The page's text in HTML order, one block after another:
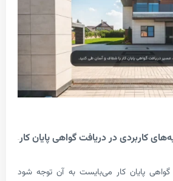
دریافت گواهی پایان کار
کار می‌بایست به آن توجه شود